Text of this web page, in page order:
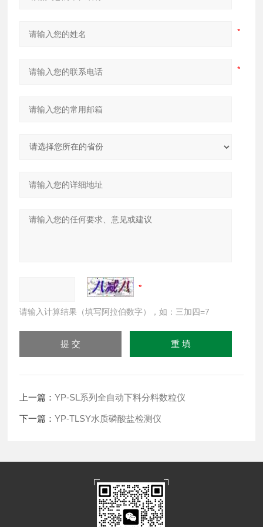
请输入计算结果（填写阿拉伯数字），如：三加四=7
上一篇：YP-SL系列全自动下料分料数粒仪
下一篇：YP-TLSY水质磷酸盐检测仪